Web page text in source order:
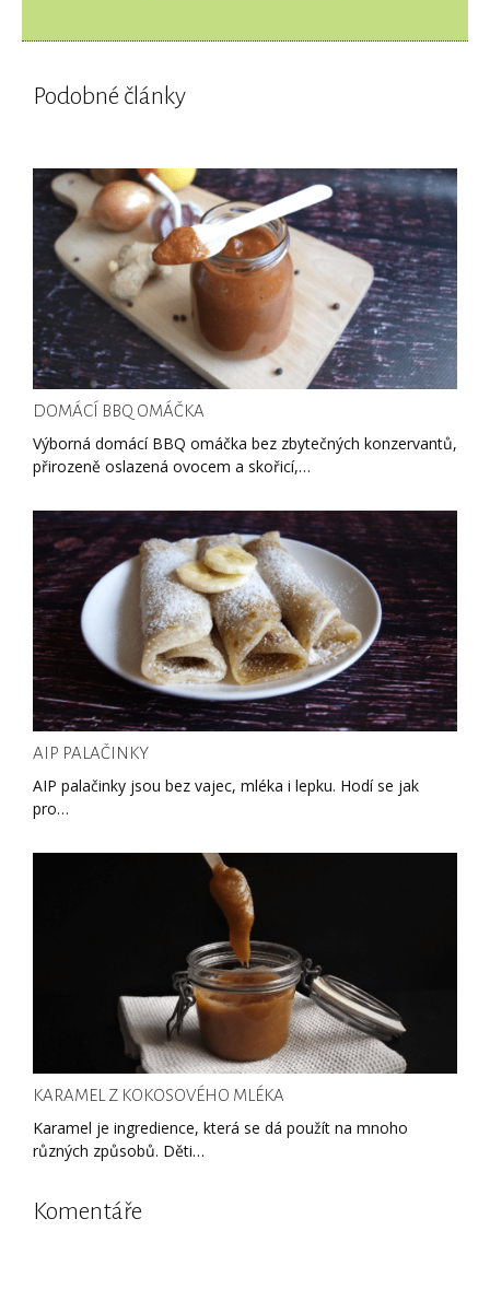
Podobné články
DOMÁCÍ BBQ OMÁČKA
Výborná domácí BBQ omáčka bez zbytečných konzervantů,
přirozeně oslazená ovocem a skořicí,…
AIP PALAČINKY
AIP palačinky jsou bez vajec, mléka i lepku. Hodí se jak
pro…
KARAMEL Z KOKOSOVÉHO MLÉKA
Karamel je ingredience, která se dá použít na mnoho
různých způsobů. Děti…
Komentáře